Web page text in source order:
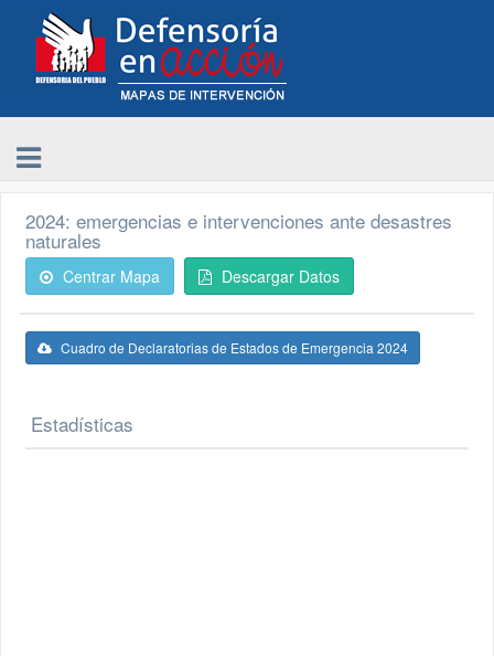
2024: emergencias e intervenciones ante desastres
naturales
Centrar Mapa Descargar Datos
Cuadro de Declaratorias de Estados de Emergencia 2024
Estadísticas